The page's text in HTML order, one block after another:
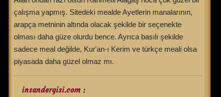
çalışma yapmış. Sitedeki mealde Ayetlerin manalarının,
arapça metninin altında olacak şekilde bir seçenekte
olması daha güze olurdu bence. Ayrıca basılı şekilde
sadece meal değilde, Kur'an-ı Kerim ve türkçe meali olsa
piyasada daha güzel olmaz mı.
insandergisi.com :